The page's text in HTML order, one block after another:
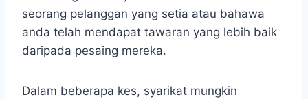
seorang pelanggan yang setia atau bahawa
anda telah mendapat tawaran yang lebih baik
daripada pesaing mereka.
Dalam beberapa kes, syarikat mungkin